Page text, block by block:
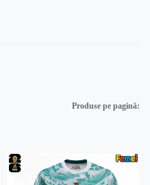
Produse pe pagină: